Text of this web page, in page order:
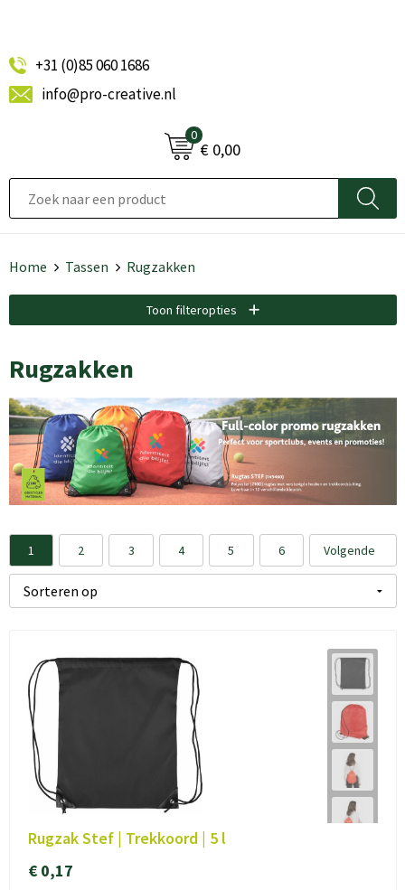
+31 (0)85 060 1686
info@pro-creative.nl
0
€ 0,00
Home Tassen Rugzakken
Toon filteropties
Rugzakken
1 2 3 4 5 6 Volgende
Rugzak Stef | Trekkoord | 5 l
€ 0,17